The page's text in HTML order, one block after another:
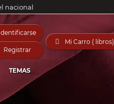
nacional
Registrar
 Mi Carro ( libros)
TEMAS